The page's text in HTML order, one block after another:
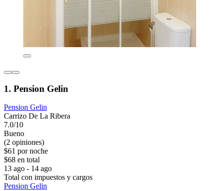
1. Pension Gelin
Pension Gelin
Carrizo De La Ribera
7.0/10
Bueno
(2 opiniones)
$61 por noche
$68 en total
13 ago - 14 ago
Total con impuestos y cargos
Pension Gelin